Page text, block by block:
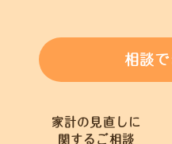
相談
家計の見直しに
関するご相談